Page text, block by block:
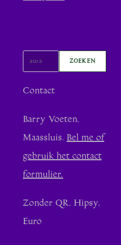
ZOEKEN
Contact
Barry Voeten,
Maassluis. Bel me of
gebruik het contact
formulier.
Zonder QR, Hipsy,
Euro